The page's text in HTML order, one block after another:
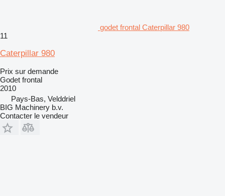
godet frontal Caterpillar 980
11
Caterpillar 980
Prix sur demande
Godet frontal
2010
Pays-Bas, Velddriel
BIG Machinery b.v.
Contacter le vendeur